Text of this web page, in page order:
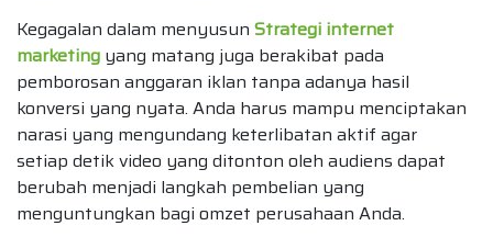
Kegagalan dalam menyusun Strategi internet
marketing yang matang juga berakibat pada
pemborosan anggaran iklan tanpa adanya hasil
konversi yang nyata. Anda harus mampu menciptakan
narasi yang mengundang keterlibatan aktif agar
setiap detik video yang ditonton oleh audiens dapat
berubah menjadi langkah pembelian yang
menguntungkan bagi omzet perusahaan Anda.